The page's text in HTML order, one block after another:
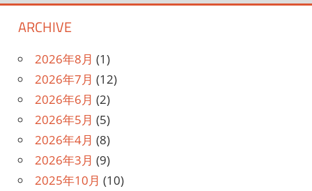
ARCHIVE
2026年8月 (1)
2026年7月 (12)
2026年6月 (2)
2026年5月 (5)
2026年4月 (8)
2026年3月 (9)
2025年10月 (10)